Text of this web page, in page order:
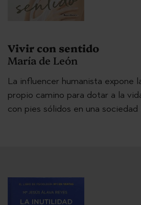
Vivir con sentido
María de León
La influencer humanista expone
propio camino para dotar a la
con pies sólidos en una sociedad